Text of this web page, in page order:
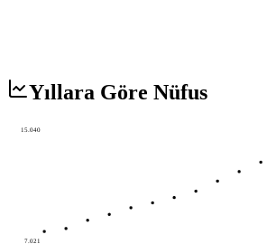
Yıllara Göre Nüfus
15.040
7.021